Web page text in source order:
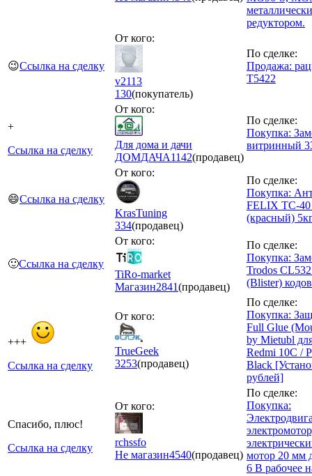
редуктором.
😉Ссылка на сделку
От кого:
v2113
130(покупатель)
По сделке:
Продажа:
T5422
+
Ссылка на сделку
От кого:
Для дома и дачи
ДОМДАЧА1142(продавец)
По сделке:
Покупка:
витринный
😄Ссылка на сделку
От кого:
KrasTuning
334(продавец)
По сделке:
Покупка:
FELIX ТС-40
(красный)
🙂Ссылка на сделку
От кого:
TiRo-market
Магазин2841(продавец)
По сделке:
Покупка:
Trodos
(Blister)
+++
Ссылка на сделку
От кого:
TrueGeek
3253(продавец)
По сделке:
Покупка:
Full Glue
by Mietubl
Redmi 10C /
Black
рублей]
Спасибо, плюс!
Ссылка на сделку
От кого:
rchssfo
Не магазин4540(продавец)
По сделке:
Покупка:
мотор 20 мм
6 В рабочее